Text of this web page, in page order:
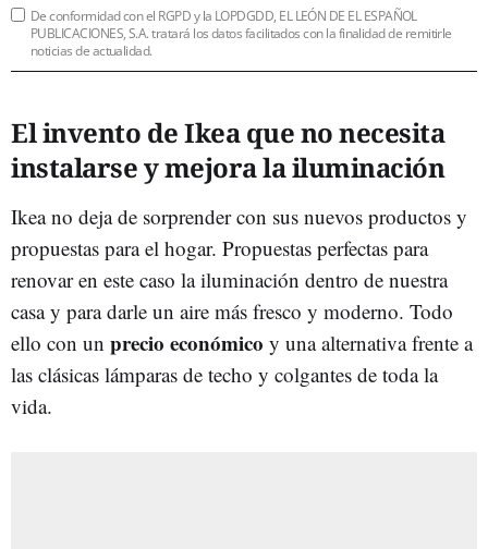
De conformidad con el RGPD y la LOPDGDD, EL LEÓN DE EL ESPAÑOL
PUBLICACIONES, S.A. tratará los datos facilitados con la finalidad de remitirle
noticias de actualidad.
El invento de Ikea que no necesita
instalarse y mejora la iluminación
Ikea no deja de sorprender con sus nuevos productos y
propuestas para el hogar. Propuestas perfectas para
renovar en este caso la iluminación dentro de nuestra
casa y para darle un aire más fresco y moderno. Todo
ello con un precio económico y una alternativa frente a
las clásicas lámparas de techo y colgantes de toda la
vida.